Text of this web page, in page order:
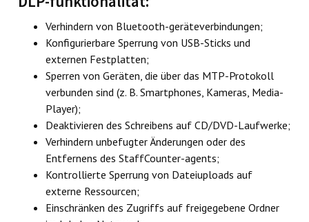
Verhindern von Bluetooth-geräteverbindungen;
Konfigurierbare Sperrung von USB-Sticks und
externen Festplatten;
Sperren von Geräten, die über das MTP-Protokoll
verbunden sind (z. B. Smartphones, Kameras, Media-
Player);
Deaktivieren des Schreibens auf CD/DVD-Laufwerke;
Verhindern unbefugter Änderungen oder des
Entfernens des StaffCounter-agents;
Kontrollierte Sperrung von Dateiuploads auf
externe Ressourcen;
Einschränken des Zugriffs auf freigegebene Ordner